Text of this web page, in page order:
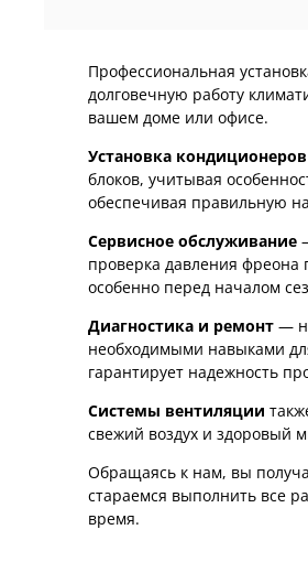
Профессиональная
долговечную работу
вашем доме или офисе.
Установка кондиционеров
блоков, учитывая
обеспечивая правильную
Сервисное обслуживание
проверка давления фреона
особенно перед началом
Диагностика и ремонт —
необходимыми навыками
гарантирует надежность
Системы вентиляции
свежий воздух и здоровый
Обращаясь к нам, вы
стараемся выполнить все
время.